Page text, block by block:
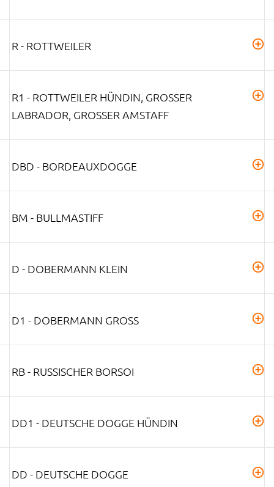
R - ROTTWEILER
R1 - ROTTWEILER HÜNDIN, GROSSER L
ABRADOR, GROSSER AMSTAFF
DBD - BORDEAUXDOGGE
BM - BULLMASTIFF
D - DOBERMANN KLEIN
D1 - DOBERMANN GROSS
RB - RUSSISCHER BORSOI
DD1 - DEUTSCHE DOGGE HÜNDIN
DD - DEUTSCHE DOGGE